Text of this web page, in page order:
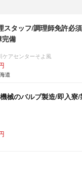
スタッフ/調理師免許必
完備
ケアセンターそよ風
道
機械のバルブ製造/即入